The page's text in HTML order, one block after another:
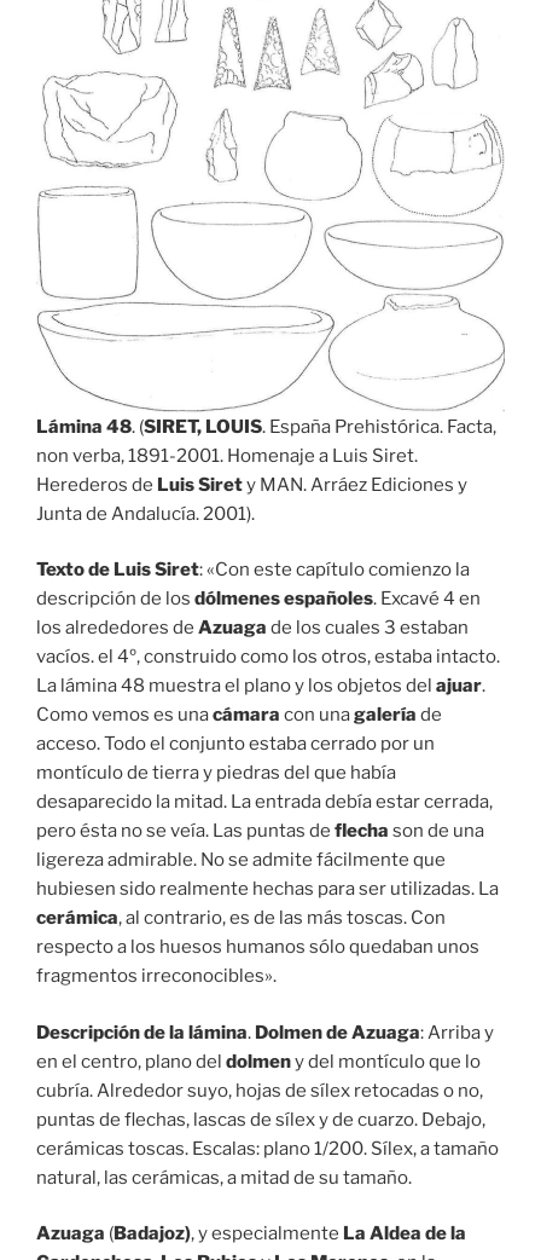
Lámina 48. (SIRET, LOUIS. España Prehistórica. Facta,
non verba, 1891-2001. Homenaje a Luis Siret.
Herederos de Luis Sirety MAN. Arráez Ediciones y
Junta de Andalucía. 2001).
Texto de Luis Siret: «Con este capítulo comienzo la
descripción de los dólmenes españoles. Excavé 4 en
los alrededores de Azuaga de los cuales 3 estaban
vacíos. el 4º, construido como los otros, estaba intacto.
La lámina 48 muestra el plano y los objetos del ajuar.
Como vemos es unacámara con unagalería de
acceso. Todo el conjunto estaba cerrado por un
montículo de tierra y piedras del que había
desaparecido la mitad. La entrada debía estar cerrada,
pero ésta no se veía. Las puntas de flecha son de una
ligereza admirable. No se admite fácilmente que
hubiesen sido realmente hechas para ser utilizadas. La
cerámica, al contrario, es de las más toscas. Con
respecto a los huesos humanos sólo quedaban unos
fragmentos irreconocibles».
Descripción de la lámina. Dolmen de Azuaga: Arriba y
en el centro, plano del dolmeny del montículo que lo
cubría. Alrededor suyo, hojas de sílex retocadas o no,
puntas de flechas, lascas de sílex y de cuarzo. Debajo,
cerámicas toscas. Escalas: plano 1/200. Sílex, a tamaño
natural, las cerámicas, a mitad de su tamaño.
Azuaga (Badajoz), y especialmente La Aldea de la